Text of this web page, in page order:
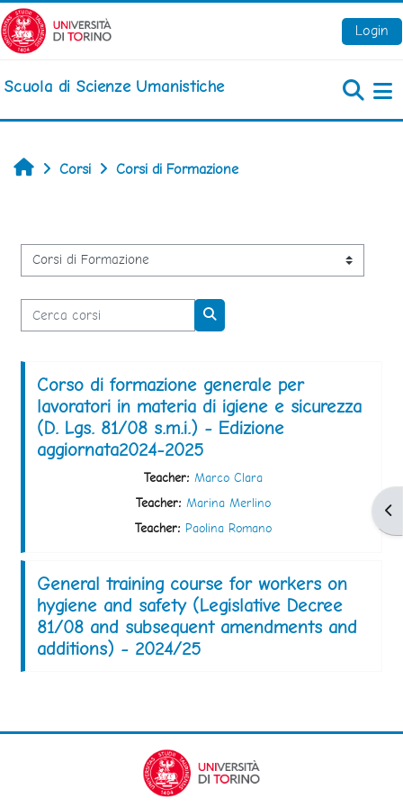
Vai al contenuto principale
Login
Scuola di Scienze Umanistiche
Home
Corsi Corsi di Formazione
Categorie di corso
Cerca corsi
Corso di formazione generale per
lavoratori in materia di igiene e sicurezza
(D. Lgs. 81/08 s.m.i.) - Edizione
aggiornata2024-2025
Teacher: Marco Clara
Teacher: Marina Merlino
Teacher: Paolina Romano
General training course for workers on
hygiene and safety (Legislative Decree
81/08 and subsequent amendments and
additions) - 2024/25